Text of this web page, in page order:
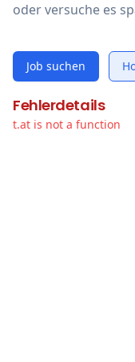
oder versuche es
Job suchen
Fehlerdetails
t.at is not a function